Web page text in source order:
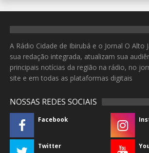
A Rádio Cidade de Ibirubá e o Jornal O Alto
sua redação integrada, atualizam sua
principais notícias da região na rádio, no
site e em todas as plataformas digitais
NOSSAS REDES SOCIAIS
Facebook
Twitter